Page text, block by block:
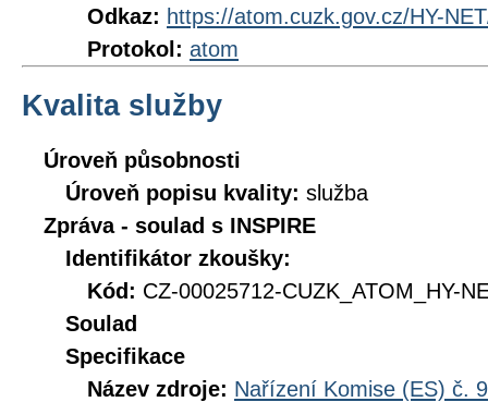
Odkaz: https://atom.cuzk.gov.cz/HY-
Protokol: atom
Kvalita služby
Úroveň působnosti
Úroveň popisu kvality: služba
Zpráva - soulad s INSPIRE
Identifikátor zkoušky:
Kód: CZ-00025712-CUZK_ATOM_HY-
Soulad
Specifikace
Název zdroje: Nařízení Komise (ES) č.